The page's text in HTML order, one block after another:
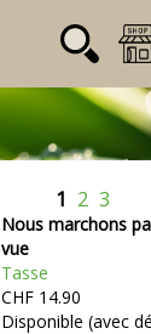
Référence
1 2 3
Nous marchons
vue
Tasse
CHF 14.90
Disponible (avec